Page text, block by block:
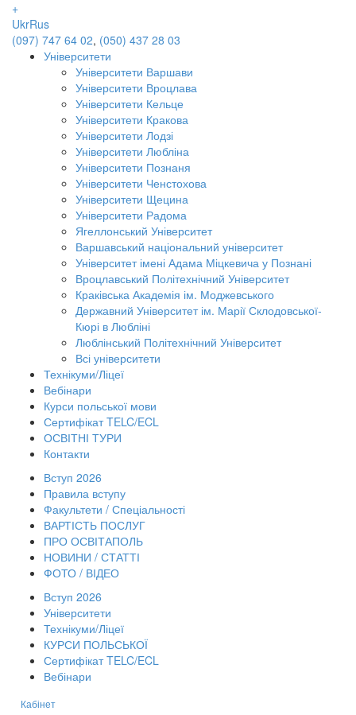
+
UkrRus
(097) 747 64 02, (050) 437 28 03
Університети
Університети Варшави
Університети Вроцлава
Університети Кельце
Університети Кракова
Університети Лодзі
Університети Любліна
Університети Познаня
Університети Ченстохова
Університети Щецина
Університети Радома
Ягеллонський Університет
Варшавський національний університет
Університет імені Адама Міцкевича у Познані
Вроцлавський Політехнічний Університет
Краківська Академія ім. Моджевського
Державний Університет ім. Марії Склодовської-
Кюрі в Любліні
Люблінський Політехнічний Університет
Всі університети
Технікуми/Ліцеї
Вебінари
Курси польської мови
Сертифікат TELC/ECL
ОСВІТНІ ТУРИ
Контакти
Вступ 2026
Правила вступу
Факультети / Спеціальності
ВАРТІСТЬ ПОСЛУГ
ПРО ОСВІТАПОЛЬ
НОВИНИ / СТАТТІ
ФОТО / ВІДЕО
Вступ 2026
Університети
Технікуми/Ліцеї
КУРСИ ПОЛЬСЬКОЇ
Сертифікат TELC/ECL
Вебінари
Кабінет